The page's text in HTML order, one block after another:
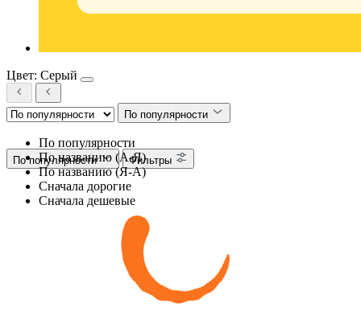
Цвет: Серый
По популярности
По популярности
По названию (А-Я)
По названию (Я-А)
Сначала дорогие
Сначала дешевые
По популярности Фильтры